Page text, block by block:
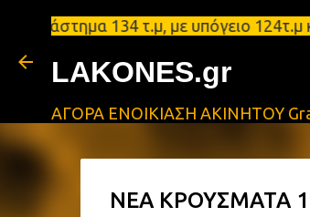
134 τ.μ, με υπόγειο 124τ.μ
LAKONES.gr
ΑΓΟΡΑ ΕΝΟΙΚΙΑΣΗ ΑΚΙΝΗΤΟΥ
ΝΕΑ ΚΡΟΥΣΜΑΤΑ